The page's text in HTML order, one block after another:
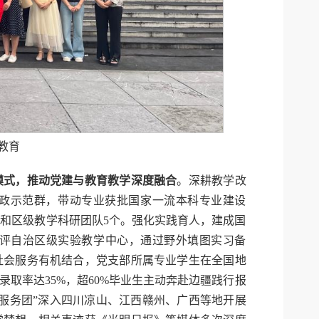
育
，推动党建与教育教学深度融合。深耕教学改
示范群，带动专业获批国家一流本科专业建设
区级教学科研团队5个。强化实践育人，建成国
自治区级实验教学中心，通过野外填图实习备
服务有机结合，党支部所属专业学生在全国地
取率达35%，超60%毕业生主动奔赴边疆践行报
务团”深入四川凉山、江西赣州、广西等地开展